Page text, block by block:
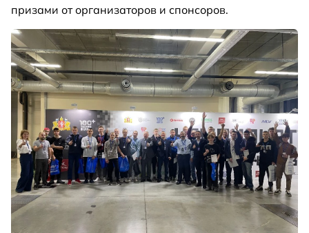
призами от организаторов и спонсоров.